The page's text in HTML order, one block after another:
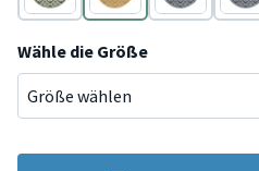
Grün Gelb Blau Blau
Wähle die Größe